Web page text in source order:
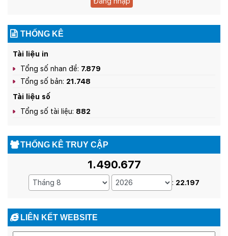
THỐNG KÊ
Tài liệu in
Tổng số nhan đề: 7.879
Tổng số bản: 21.748
Tài liệu số
Tổng số tài liệu: 882
THỐNG KÊ TRUY CẬP
1.490.677
: 22.197
LIÊN KẾT WEBSITE